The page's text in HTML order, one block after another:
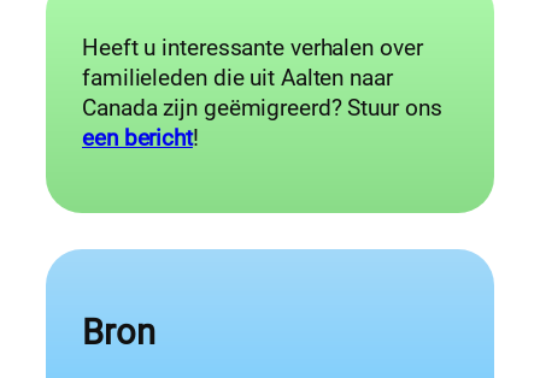
Heeft u interessante verhalen over
familieleden die uit Aalten naar
Canada zijn geëmigreerd? Stuur ons
een bericht!
Bron